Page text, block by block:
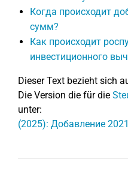
Когда происходит
сумм?
Как происходит
инвестиционного
Dieser Text bezieht sich
Die Version die für die
unter:
(2025): Добавление 2021